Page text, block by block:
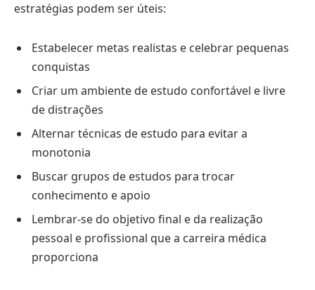
estratégias podem ser úteis:
Estabelecer metas realistas e celebrar pequenas
conquistas
Criar um ambiente de estudo confortável e livre
de distrações
Alternar técnicas de estudo para evitar a
monotonia
Buscar grupos de estudos para trocar
conhecimento e apoio
Lembrar-se do objetivo final e da realização
pessoal e profissional que a carreira médica
proporciona